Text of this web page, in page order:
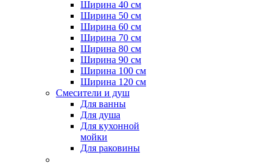
Ширина 40 см
Ширина 50 см
Ширина 60 см
Ширина 70 см
Ширина 80 см
Ширина 90 см
Ширина 100 см
Ширина 120 см
Смесители и душ
Для ванны
Для душа
Для кухонной
мойки
Для раковины